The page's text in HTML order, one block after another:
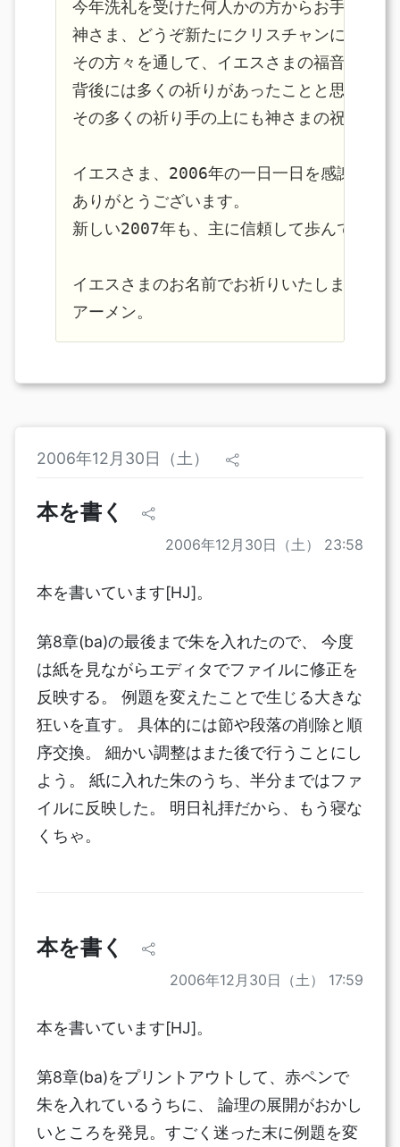
今年洗礼を受けた何人かの方からお手紙をい
神さま、どうぞ新たにクリスチャンになっ
その方々を通して、イエスさまの福音がさ
背後には多くの祈りがあったことと思います
その多くの祈り手の上にも神さまの祝福があ
イエスさま、2006年の一日一日を感謝しま
ありがとうございます。
新しい2007年も、主に信頼して歩んでいく
イエスさまのお名前でお祈りいたします。
2006年12月30日（土）
本を書く
2006年12月30日（土） 23:58
本を書いています[HJ]。
第8章(ba)の最後まで朱を入れたので、 今度
は紙を見ながらエディタでファイルに修正を
反映する。 例題を変えたことで生じる大きな
狂いを直す。 具体的には節や段落の削除と順
序交換。 細かい調整はまた後で行うことにし
よう。 紙に入れた朱のうち、半分まではファ
イルに反映した。 明日礼拝だから、もう寝な
くちゃ。
本を書く
2006年12月30日（土） 17:59
本を書いています[HJ]。
第8章(ba)をプリントアウトして、赤ペンで
朱を入れているうちに、 論理の展開がおかし
いところを発見。すごく迷った末に例題を変